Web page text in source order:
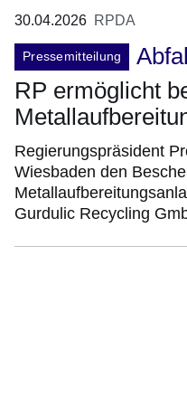
30.04.2026 RPDA
Pressemitteilung
RP ermöglicht
Regierungspräsident
Wiesbaden den
Gurdulic Recycling